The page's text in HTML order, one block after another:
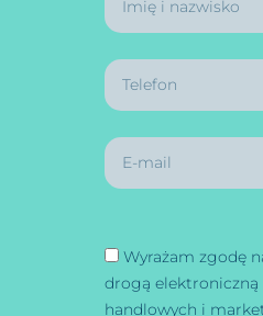
Wyrażam zgodę
drogą
handlowych i